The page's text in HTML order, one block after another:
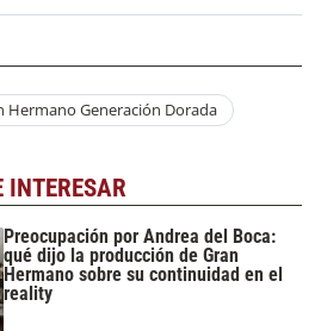
Hermano Generación Dorada
INTERESAR
Preocupación por Andrea del Boca:
qué dijo la producción de Gran
Hermano sobre su continuidad en el
reality